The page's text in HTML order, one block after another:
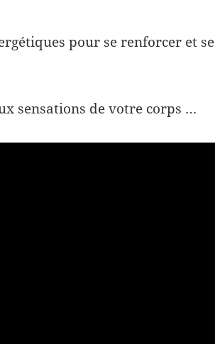
pour se renforcer et se
sensations de votre corps …